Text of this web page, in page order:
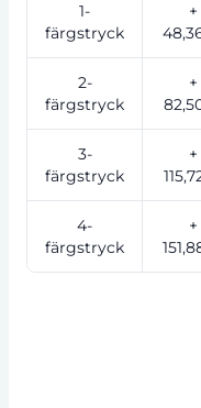
1-
färgstryck
+
2-
färgstryck
+
3-
färgstryck
+
4-
färgstryck
+